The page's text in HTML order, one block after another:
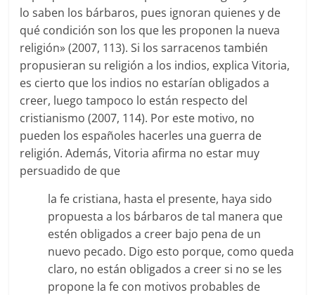
lo saben los bárbaros, pues ignoran quienes y de
qué condición son los que les proponen la nueva
religión» (2007, 113). Si los sarracenos también
propusieran su religión a los indios, explica Vitoria,
es cierto que los indios no estarían obligados a
creer, luego tampoco lo están respecto del
cristianismo (2007, 114). Por este motivo, no
pueden los españoles hacerles una guerra de
religión. Además, Vitoria afirma no estar muy
persuadido de que
la fe cristiana, hasta el presente, haya sido
propuesta a los bárbaros de tal manera que
estén obligados a creer bajo pena de un
nuevo pecado. Digo esto porque, como queda
claro, no están obligados a creer si no se les
propone la fe con motivos probables de